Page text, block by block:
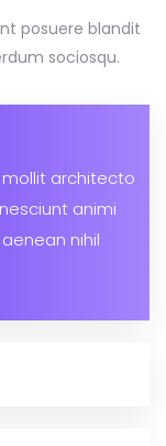
posuere blandit
sociosqu.
architecto
animi
nihil